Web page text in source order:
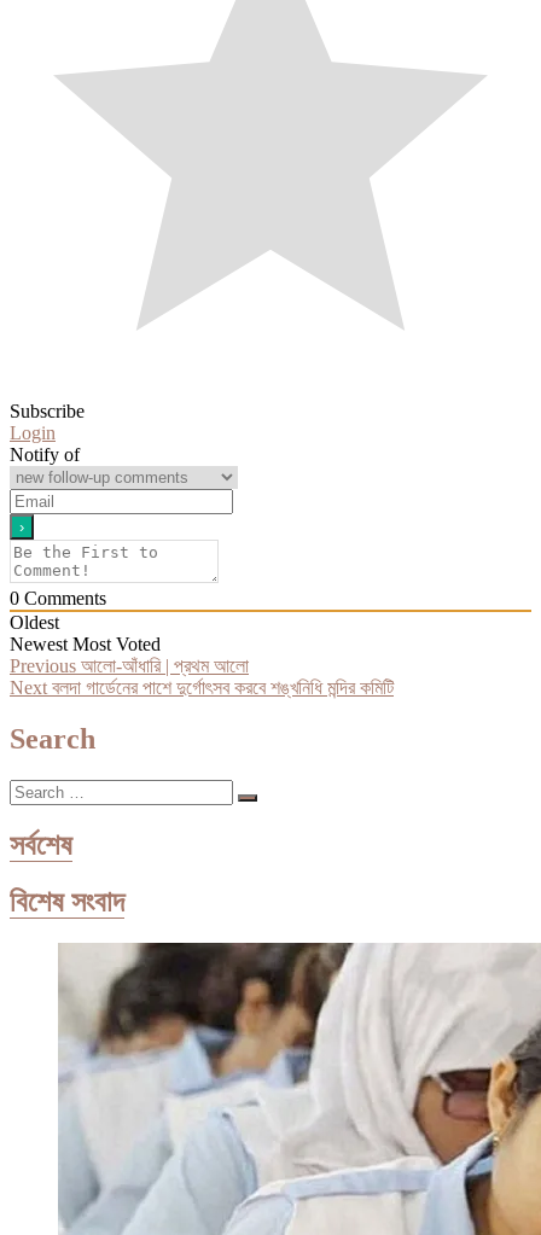
Subscribe
Login
Notify of
0 Comments
Oldest
Newest Most Voted
Post
navigation
Previous Previous
post:
আলো-আঁধারি | প্রথম আলো
Next Next
বলদা গার্ডেনের পাশে দুর্গোৎসব করবে শঙ্খনিধি মন্দির কমিটি
Search
Search
…
সর্বশেষ
বিশেষ সংবাদ